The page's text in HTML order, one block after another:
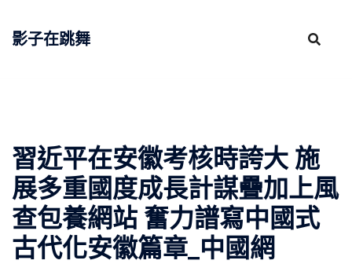
影子在跳舞
習近平在安徽考核時誇大 施
展多重國度成長計謀疊加上風
查包養網站 奮力譜寫中國式
古代化安徽篇章_中國網